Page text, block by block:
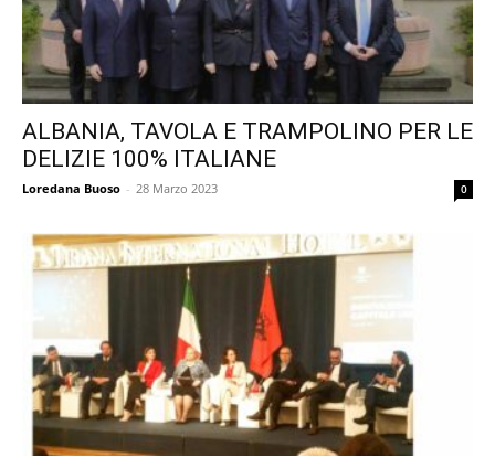
ALBANIA, TAVOLA E TRAMPOLINO PER LE
DELIZIE 100% ITALIANE
Loredana Buoso - 28 Marzo 2023 0